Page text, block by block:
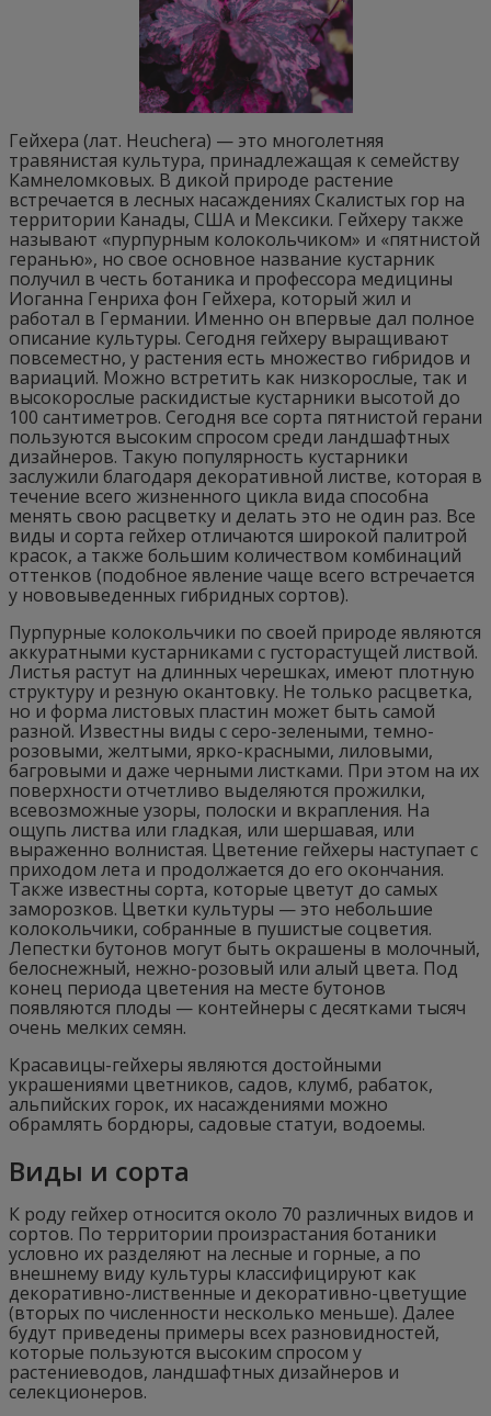
Гейхера (лат. Heuchera) — это многолетняя
травянистая культура, принадлежащая к семейству
Камнеломковых. В дикой природе растение
встречается в лесных насаждениях Скалистых гор на
территории Канады, США и Мексики. Гейхеру также
называют «пурпурным колокольчиком» и «пятнистой
геранью», но свое основное название кустарник
получил в честь ботаника и профессора медицины
Иоганна Генриха фон Гейхера, который жил и
работал в Германии. Именно он впервые дал полное
описание культуры. Сегодня гейхеру выращивают
повсеместно, у растения есть множество гибридов и
вариаций. Можно встретить как низкорослые, так и
высокорослые раскидистые кустарники высотой до
100 сантиметров. Сегодня все сорта пятнистой герани
пользуются высоким спросом среди ландшафтных
дизайнеров. Такую популярность кустарники
заслужили благодаря декоративной листве, которая в
течение всего жизненного цикла вида способна
менять свою расцветку и делать это не один раз. Все
виды и сорта гейхер отличаются широкой палитрой
красок, а также большим количеством комбинаций
оттенков (подобное явление чаще всего встречается
у нововыведенных гибридных сортов).
Пурпурные колокольчики по своей природе являются
аккуратными кустарниками с густорастущей листвой.
Листья растут на длинных черешках, имеют плотную
структуру и резную окантовку. Не только расцветка,
но и форма листовых пластин может быть самой
разной. Известны виды с серо-зелеными, темно-
розовыми, желтыми, ярко-красными, лиловыми,
багровыми и даже черными листками. При этом на их
поверхности отчетливо выделяются прожилки,
всевозможные узоры, полоски и вкрапления. На
ощупь листва или гладкая, или шершавая, или
выраженно волнистая. Цветение гейхеры наступает с
приходом лета и продолжается до его окончания.
Также известны сорта, которые цветут до самых
заморозков. Цветки культуры — это небольшие
колокольчики, собранные в пушистые соцветия.
Лепестки бутонов могут быть окрашены в молочный,
белоснежный, нежно-розовый или алый цвета. Под
конец периода цветения на месте бутонов
появляются плоды — контейнеры с десятками тысяч
очень мелких семян.
Красавицы-гейхеры являются достойными
украшениями цветников, садов, клумб, рабаток,
альпийских горок, их насаждениями можно
обрамлять бордюры, садовые статуи, водоемы.
Виды и сорта
К роду гейхер относится около 70 различных видов и
сортов. По территории произрастания ботаники
условно их разделяют на лесные и горные, а по
внешнему виду культуры классифицируют как
декоративно-лиственные и декоративно-цветущие
(вторых по численности несколько меньше). Далее
будут приведены примеры всех разновидностей,
которые пользуются высоким спросом у
растениеводов, ландшафтных дизайнеров и
селекционеров.